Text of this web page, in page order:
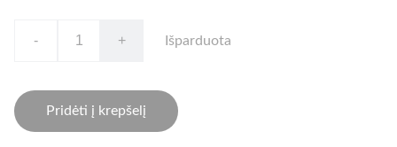
- + Išparduota
Pridėti į krepšelį